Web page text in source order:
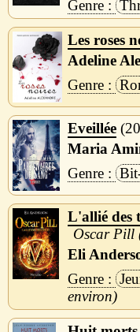
Les roses
Adeline
Eveillée
Maria
L'allié des
Oscar Pill
Eli